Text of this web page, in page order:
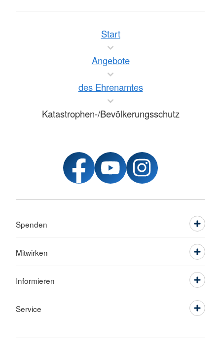
Start
Angebote
des Ehrenamtes
Katastrophen-/Bevölkerungsschutz
Spenden
Mitwirken
Informieren
Service